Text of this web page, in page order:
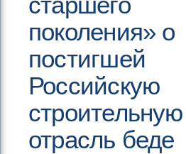
поколения» о
постигшей
Российскую
строительную
отрасль беде